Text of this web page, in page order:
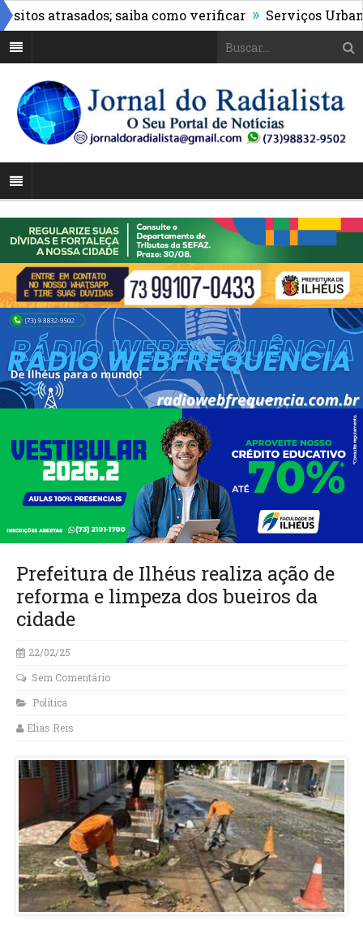
atrasados; saiba como verificar » Serviços Urbanos
Prefeitura de Ilhéus realiza ação de
reforma e limpeza dos bueiros da
cidade
22/02/25
Sem Comentário
Política
Elias Reis